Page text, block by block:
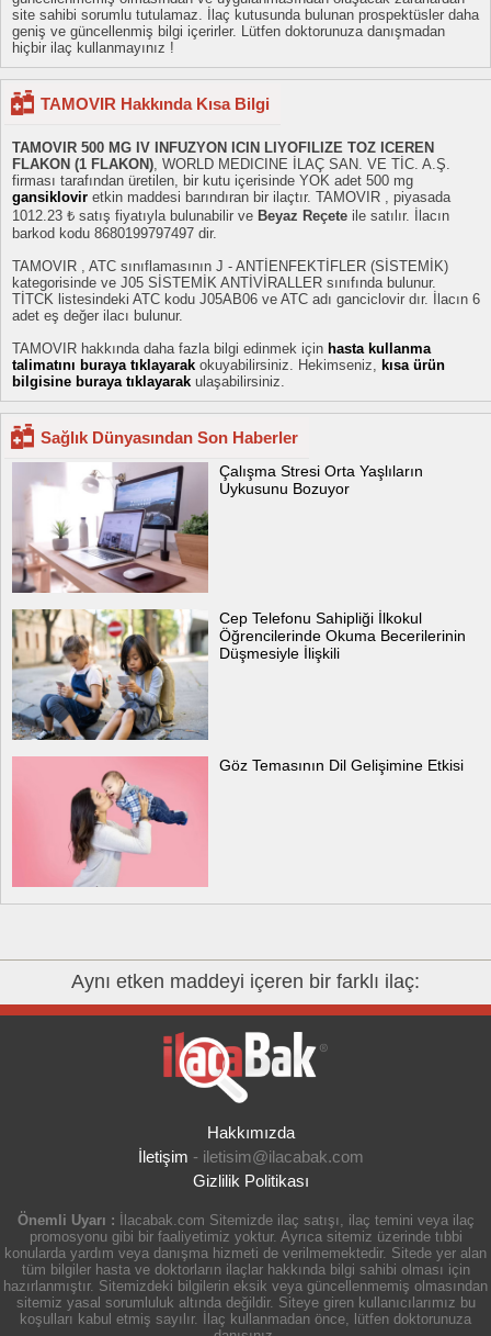
site sahibi sorumlu tutulamaz. İlaç kutusunda bulunan prospektüsler daha
geniş ve güncellenmiş bilgi içerirler. Lütfen doktorunuza danışmadan
hiçbir ilaç kullanmayınız !
TAMOVIR Hakkında Kısa Bilgi
TAMOVIR 500 MG IV INFUZYON ICIN LIYOFILIZE TOZ ICEREN
FLAKON (1 FLAKON) , WORLD MEDICINE İLAÇ SAN. VE TİC. A.Ş.
firması tarafından üretilen, bir kutu içerisinde YOK adet 500 mg
gansiklovir etkin maddesi barındıran bir ilaçtır. TAMOVIR , piyasada
1012.23 ₺ satış fiyatıyla bulunabilir ve Beyaz Reçete ile satılır. İlacın
barkod kodu 8680199797497 dir.
TAMOVIR , ATC sınıflamasının J - ANTİENFEKTİFLER (SİSTEMİK)
kategorisinde ve J05 SİSTEMİK ANTİVİRALLER sınıfında bulunur.
TİTCK listesindeki ATC kodu J05AB06 ve ATC adı ganciclovir dır. İlacın 6
adet eş değer ilacı bulunur.
TAMOVIR hakkında daha fazla bilgi edinmek için hasta kullanma
talimatını buraya tıklayarak okuyabilirsiniz. Hekimseniz,
kısa ürün
bilgisine buraya tıklayarak ulaşabilirsiniz.
Sağlık Dünyasından Son Haberler
Çalışma Stresi Orta Yaşlıların
Uykusunu Bozuyor
Cep Telefonu Sahipliği İlkokul
Öğrencilerinde Okuma Becerilerinin
Düşmesiyle İlişkili
Göz Temasının Dil Gelişimine Etkisi
Aynı etken maddeyi içeren bir farklı ilaç:
Hakkımızda
İletişim - iletisim@ilacabak.com
Gizlilik Politikası
Önemli Uyarı :
İlacabak.com Sitemizde ilaç satışı, ilaç temini veya ilaç
promosyonu gibi bir faaliyetimiz yoktur. Ayrıca sitemiz üzerinde tıbbi
konularda yardım veya danışma hizmeti de verilmemektedir. Sitede yer alan
tüm bilgiler hasta ve doktorların ilaçlar hakkında bilgi sahibi olması için
hazırlanmıştır. Sitemizdeki bilgilerin eksik veya güncellenmemiş olmasından
sitemiz yasal sorumluluk altında değildir. Siteye giren kullanıcılarımız bu
koşulları kabul etmiş sayılır. İlaç kullanmadan önce, lütfen doktorunuza